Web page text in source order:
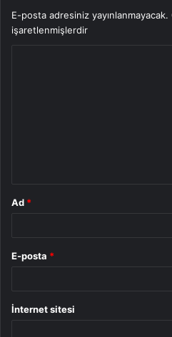
E-posta adresiniz yayınlanmayacak.
işaretlenmişlerdir
Ad *
E-posta *
İnternet sitesi